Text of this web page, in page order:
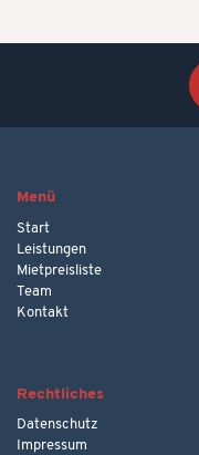
Menü
Start
Leistungen
Mietpreisliste
Team
Kontakt
Rechtliches
Datenschutz
Impressum